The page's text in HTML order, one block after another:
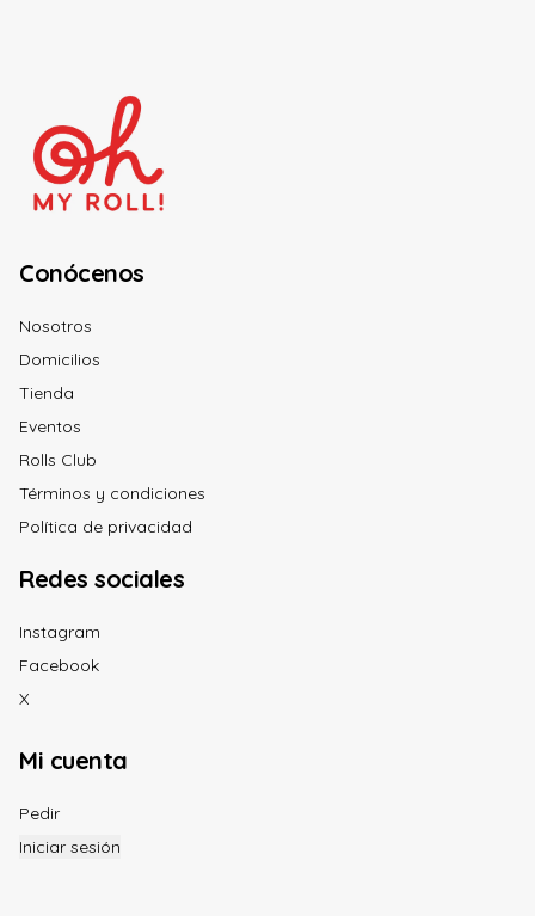
Conócenos
Nosotros
Domicilios
Tienda
Eventos
Rolls Club
Términos y condiciones
Política de privacidad
Redes sociales
Instagram
Facebook
X
Mi cuenta
Pedir
Iniciar sesión